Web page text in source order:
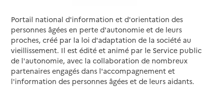
Portail national d'information et d'orientation des
personnes âgées en perte d'autonomie et de leurs
proches, créé par la loi d'adaptation de la société au
vieillissement. Il est édité et animé par le Service public
de l'autonomie, avec la collaboration de nombreux
partenaires engagés dans l'accompagnement et
l'information des personnes âgées et de leurs aidants.